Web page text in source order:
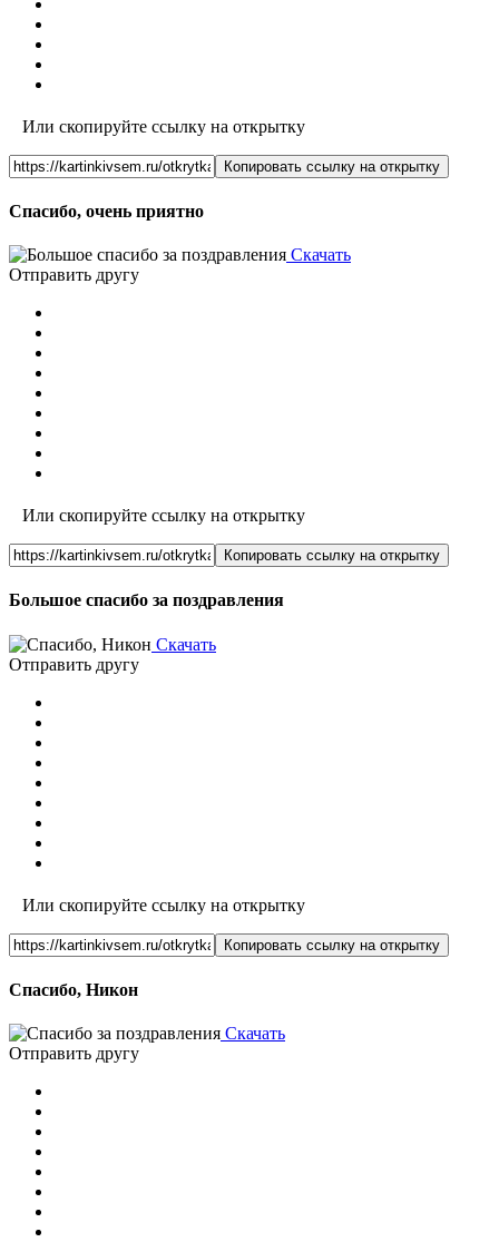
Или скопируйте ссылку на открытку
Копировать ссылку на открытку
Спасибо, очень приятно
Скачать
Отправить другу
Или скопируйте ссылку на открытку
Копировать ссылку на открытку
Большое спасибо за поздравления
Скачать
Отправить другу
Или скопируйте ссылку на открытку
Копировать ссылку на открытку
Спасибо, Никон
Скачать
Отправить другу